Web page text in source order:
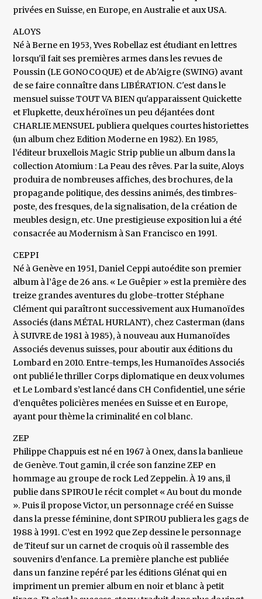
privées en Suisse, en Europe, en Australie et aux USA.
ALOYS
Né à Berne en 1953, Yves Robellaz est étudiant en lettres
lorsqu'il fait ses premières armes dans les revues de
Poussin (LE GONOCOQUE) et de Ab'Aigre (SWING) avant
de se faire connaître dans LIBÉRATION. C'est dans le
mensuel suisse TOUT VA BIEN qu'apparaissent Quickette
et Flupkette, deux héroïnes un peu déjantées dont
CHARLIE MENSUEL publiera quelques courtes historiettes
(un album chez Edition Moderne en 1982). En 1985,
l’éditeur bruxellois Magic Strip publie un album dans la
collection Atomium : La Peau des rêves. Par la suite, Aloys
produira de nombreuses affiches, des brochures, de la
propagande politique, des dessins animés, des timbres-
poste, des fresques, de la signalisation, de la création de
meubles design, etc. Une prestigieuse exposition lui a été
consacrée au Modernism à San Francisco en 1991.
CEPPI
Né à Genève en 1951, Daniel Ceppi autoédite son premier
album à l’âge de 26 ans. « Le Guêpier » est la première des
treize grandes aventures du globe-trotter Stéphane
Clément qui paraîtront successivement aux Humanoïdes
Associés (dans MÉTAL HURLANT), chez Casterman (dans
À SUIVRE de 1981 à 1985), à nouveau aux Humanoïdes
Associés devenus suisses, pour aboutir aux éditions du
Lombard en 2010. Entre-temps, les Humanoïdes Associés
ont publié le thriller Corps diplomatique en deux volumes
et Le Lombard s’est lancé dans CH Confidentiel, une série
d’enquêtes policières menées en Suisse et en Europe,
ayant pour thème la criminalité en col blanc.
ZEP
Philippe Chappuis est né en 1967 à Onex, dans la banlieue
de Genève. Tout gamin, il crée son fanzine ZEP en
hommage au groupe de rock Led Zeppelin. À 19 ans, il
publie dans SPIROU le récit complet « Au bout du monde
». Puis il propose Victor, un personnage créé en Suisse
dans la presse féminine, dont SPIROU publiera les gags de
1988 à 1991. C’est en 1992 que Zep dessine le personnage
de Titeuf sur un carnet de croquis où il rassemble des
souvenirs d’enfance. La première planche est publiée
dans un fanzine repéré par les éditions Glénat qui en
impriment un premier album en noir et blanc à petit